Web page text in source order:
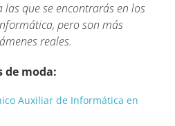
que se encontrarás en los
pero son más
reales.
de moda:
Auxiliar de Informática en